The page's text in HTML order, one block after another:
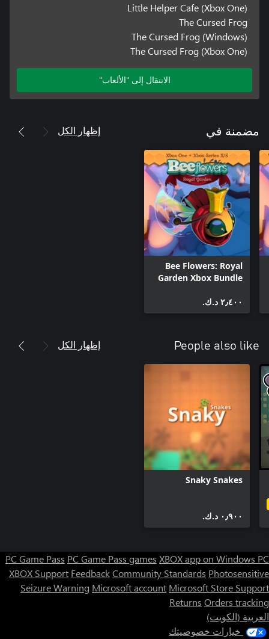
Little Helper Cafe (Xbox One)
The Cursed Frog
The Cursed Frog (Windows)
The Cursed Frog (Xbox One)
الانتقال إلى "الألعاب"
مضمنة في إظهار الكل
Bee Flowers: Royal
Garden Xbox Bundle
٢٫٤٠٠ د.ك.‏
People also like إظهار الكل
Snaky Snakes
٠٫٩٠٠ د.ك.‏
PC Game Pass PC Game Pass games XBOX app on Windows PC
XBOX Support FeedbackCommunity Standards Photosensitive
Seizure Warning Microsoft account Microsoft Store Support
Returns Orders tracking
العربية (الكويت)
خيارات خصوصيتك